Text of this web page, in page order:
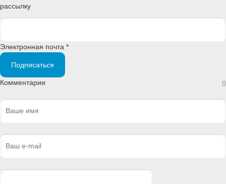
рассылку
Электронная почта *
Подписаться
Комментарии 0